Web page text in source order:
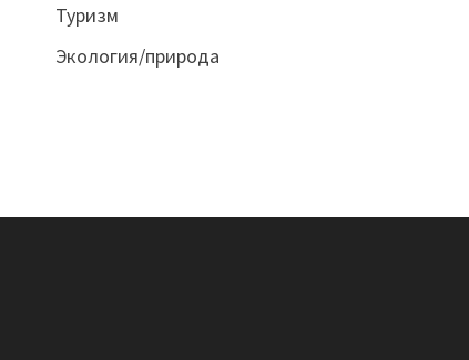
Туризм
Экология/природа